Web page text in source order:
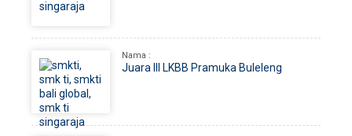
Nama :
Juara III LKBB Pramuka Buleleng